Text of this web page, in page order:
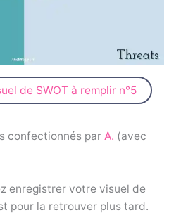
de SWOT à remplir n°5
confectionnés par A. (avec
enregistrer votre visuel de
pour la retrouver plus tard.